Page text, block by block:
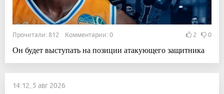
Прочитали: 812 Комментарии: 0 2 0
Он будет выступать на позиции атакующего защитника
14:12, 5 авг 2026